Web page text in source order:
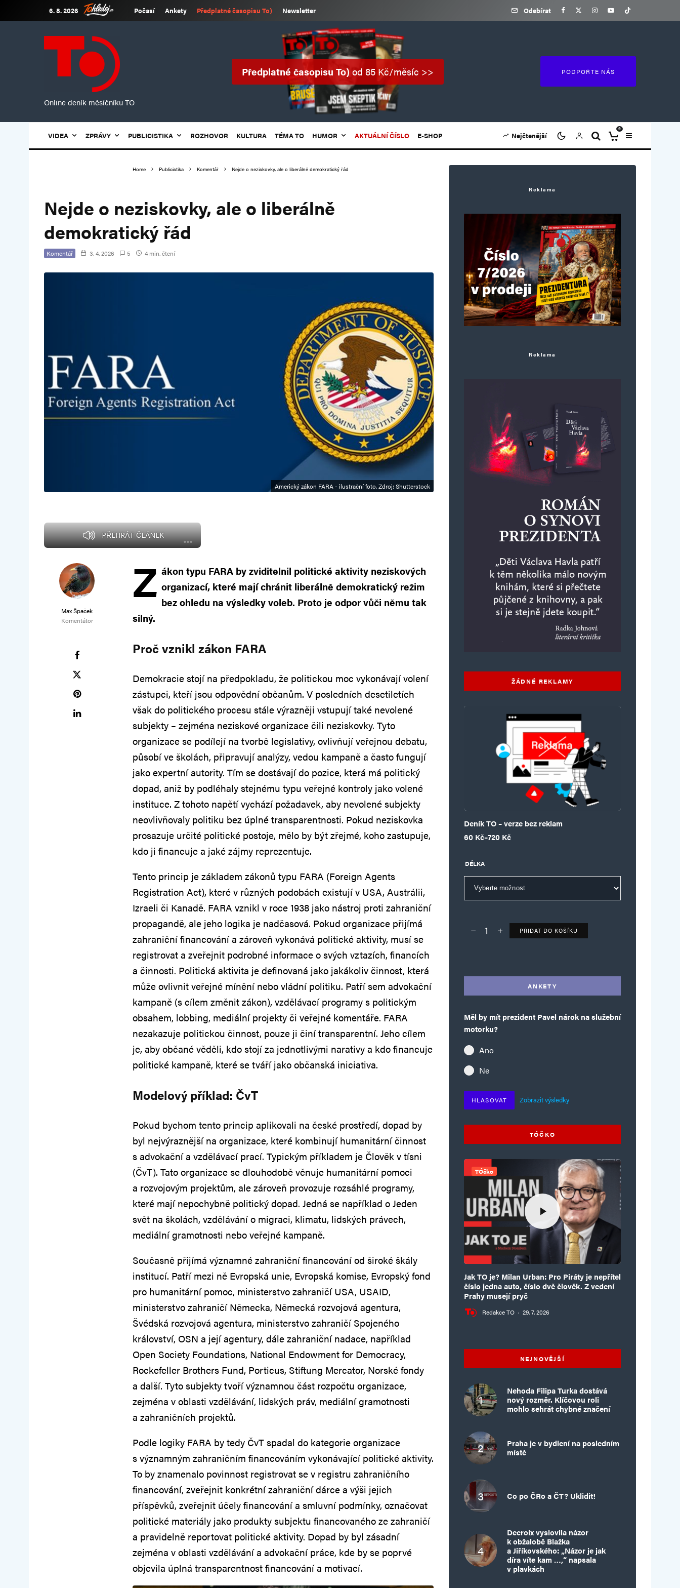
6. 8. 2026 Počasí Ankety Předplatné časopisu To) Newsletter Odebírat
Online deník měsíčníku TO
Předplatné časopisu To)od 85 Kč/měsíc >> PODPOŘTE NÁS
VIDEA ZPRÁVY PUBLICISTIKA ROZHOVOR KULTURA TÉMA TO HUMOR AKTUÁLNÍ ČÍSLO E-SHOP Nejčtenější
0
Home Publicistika Komentář Nejde o neziskovky, ale o liberálně demokratický řád
Nejde o neziskovky, ale o liberálně
demokratický řád
Komentář 3. 4. 2026 5 4 min. čtení
Americký zákon FARA - ilustrační foto. Zdroj: Shutterstock
PŘEHRÁT ČLÁNEK
Max Špaček
Komentátor
Z ákon typu FARA by zviditelnil politické aktivity neziskových
organizací, které mají chránit liberálně demokratický režim
bez ohledu na výsledky voleb. Proto je odpor vůči němu tak
silný.
Proč vznikl zákon FARA
Demokracie stojí na předpokladu, že politickou moc vykonávají volení
zástupci, kteří jsou odpovědní občanům. V posledních desetiletích
však do politického procesu stále výrazněji vstupují také nevolené
subjekty – zejména neziskové organizace čili neziskovky. Tyto
organizace se podílejí na tvorbě legislativy, ovlivňují veřejnou debatu,
působí ve školách, připravují analýzy, vedou kampaně a často fungují
jako expertní autority. Tím se dostávají do pozice, která má politický
dopad, aniž by podléhaly stejnému typu veřejné kontroly jako volené
instituce. Z tohoto napětí vychází požadavek, aby nevolené subjekty
neovlivňovaly politiku bez úplné transparentnosti. Pokud neziskovka
prosazuje určité politické postoje, mělo by být zřejmé, koho zastupuje,
kdo ji financuje a jaké zájmy reprezentuje.
Tento princip je základem zákonů typu FARA (Foreign Agents
Registration Act), které v různých podobách existují v USA, Austrálii,
Izraeli či Kanadě. FARA vznikl v roce 1938 jako nástroj proti zahraniční
propagandě, ale jeho logika je nadčasová. Pokud organizace přijímá
zahraniční financování a zároveň vykonává politické aktivity, musí se
registrovat a zveřejnit podrobné informace o svých vztazích, financích
a činnosti. Politická aktivita je definovaná jako jakákoliv činnost, která
může ovlivnit veřejné mínění nebo vládní politiku. Patří sem advokační
kampaně (s cílem změnit zákon), vzdělávací programy s politickým
obsahem, lobbing, mediální projekty či veřejné komentáře. FARA
nezakazuje politickou činnost, pouze ji činí transparentní. Jeho cílem
je, aby občané věděli, kdo stojí za jednotlivými narativy a kdo financuje
politické kampaně, které se tváří jako občanská iniciativa.
Modelový příklad: ČvT
Pokud bychom tento princip aplikovali na české prostředí, dopad by
byl nejvýraznější na organizace, které kombinují humanitární činnost
s advokační a vzdělávací prací. Typickým příkladem je Člověk v tísni
(ČvT). Tato organizace se dlouhodobě věnuje humanitární pomoci
a rozvojovým projektům, ale zároveň provozuje rozsáhlé programy,
které mají nepochybně politický dopad. Jedná se například o Jeden
svět na školách, vzdělávání o migraci, klimatu, lidských právech,
mediální gramotnosti nebo veřejné kampaně.
Současně přijímá významné zahraniční financování od široké škály
institucí. Patří mezi ně Evropská unie, Evropská komise, Evropský fond
pro humanitární pomoc, ministerstvo zahraničí USA, USAID,
ministerstvo zahraničí Německa, Německá rozvojová agentura,
Švédská rozvojová agentura, ministerstvo zahraničí Spojeného
království, OSN a její agentury, dále zahraniční nadace, například
Open Society Foundations, National Endowment for Democracy,
Rockefeller Brothers Fund, Porticus, Stiftung Mercator, Norské fondy
a další. Tyto subjekty tvoří významnou část rozpočtu organizace,
zejména v oblasti vzdělávání, lidských práv, mediální gramotnosti
a zahraničních projektů.
Podle logiky FARA by tedy ČvT spadal do kategorie organizace
s významným zahraničním financováním vykonávající politické aktivity.
To by znamenalo povinnost registrovat se v registru zahraničního
financování, zveřejnit konkrétní zahraniční dárce a výši jejich
příspěvků, zveřejnit účely financování a smluvní podmínky, označovat
politické materiály jako produkty subjektu financovaného ze zahraničí
a pravidelně reportovat politické aktivity. Dopad by byl zásadní
zejména v oblasti vzdělávání a advokační práce, kde by se poprvé
objevila úplná transparentnost financování a motivací.
Reklama
Reklama
ŽÁDNÉ REKLAMY
Deník TO – verze bez reklam
60 Kč–720 Kč
Rozpětí cen: 60 Kč až 720 Kč
DÉLKA
Deník TO – verze bez reklam množství
PŘIDAT DO KOŠÍKU
ANKETY
Měl by mít prezident Pavel nárok na služební
motorku?
Ano
Ne
HLASOVAT Zobrazit výsledky
TÓČKO
TÓčko
Jak TO je? Milan Urban: Pro Piráty je nepřítel
číslo jedna auto, číslo dvě člověk. Z vedení
Prahy musejí pryč
Redakce TO · 29. 7. 2026
NEJNOVĚJŠÍ
Nehoda Filipa Turka dostává
nový rozměr. Klíčovou roli
mohlo sehrát chybné značení
Praha je v bydlení na posledním
místě
Co po ČRo a ČT? Uklidit!
Decroix vyslovila názor
k obžalobě Blažka
a Jiříkovského: „Názor je jak
díra víte kam …,“ napsala
v plavkách